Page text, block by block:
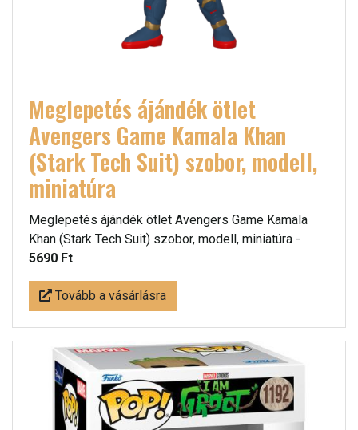
Meglepetés ájándék ötlet
Avengers Game Kamala Khan
(Stark Tech Suit) szobor, modell,
miniatúra
Meglepetés ájándék ötlet Avengers Game Kamala
Khan (Stark Tech Suit) szobor, modell, miniatúra -
5690 Ft
Tovább a vásárlásra